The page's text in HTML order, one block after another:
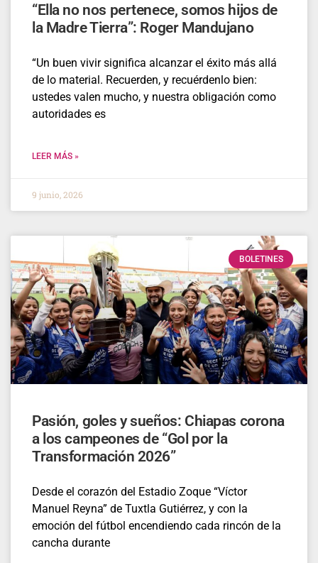
“Ella no nos pertenece, somos hijos de
la Madre Tierra”: Roger Mandujano
“Un buen vivir significa alcanzar el éxito más allá
de lo material. Recuerden, y recuérdenlo bien:
ustedes valen mucho, y nuestra obligación como
autoridades es
LEER MÁS »
9 junio, 2026
BOLETINES
Pasión, goles y sueños: Chiapas corona
a los campeones de “Gol por la
Transformación 2026”
Desde el corazón del Estadio Zoque “Víctor
Manuel Reyna” de Tuxtla Gutiérrez, y con la
emoción del fútbol encendiendo cada rincón de la
cancha durante